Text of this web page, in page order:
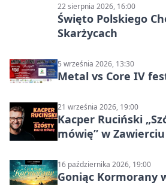
22 sierpnia 2026, 16:00
Święto Polskiego
Skarżycach
5 września 2026, 13:30
Metal vs Core IV
21 września 2026, 19:00
Kacper Ruciński
mówię” w
16 października 2026, 19:00
Goniąc Kormorany